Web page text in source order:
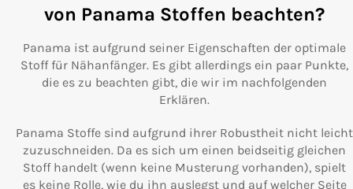
von Panama Stoffen beachten?
Panama ist aufgrund seiner Eigenschaften der optimale
Stoff für Nähanfänger. Es gibt allerdings ein paar Punkte,
die es zu beachten gibt, die wir im nachfolgenden
Erklären.
Panama Stoffe sind aufgrund ihrer Robustheit nicht leicht
zuzuschneiden. Da es sich um einen beidseitig gleichen
Stoff handelt (wenn keine Musterung vorhanden), spielt
es keine Rolle, wie du ihn auslegst und auf welcher Seite